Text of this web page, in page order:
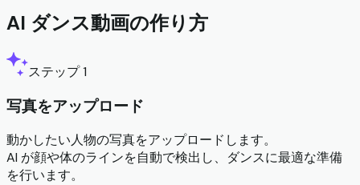
AI ダンス動画の作り方
ステップ 1
写真をアップロード
動かしたい人物の写真をアップロードします。
AI が顔や体のラインを自動で検出し、ダンスに最適な準備
を行います。